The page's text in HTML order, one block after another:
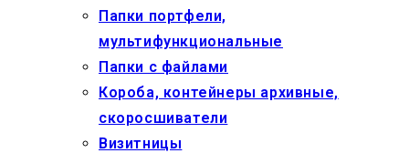
Папки портфели,
мультифункциональные
Папки с файлами
Короба, контейнеры архивные,
скоросшиватели
Визитницы